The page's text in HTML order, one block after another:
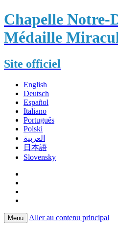
Chapelle Notre-
Médaille
Site officiel
English
Deutsch
Español
Italiano
Português
Polski
العربية
日本語
Slovensky
Menu Aller au contenu principal